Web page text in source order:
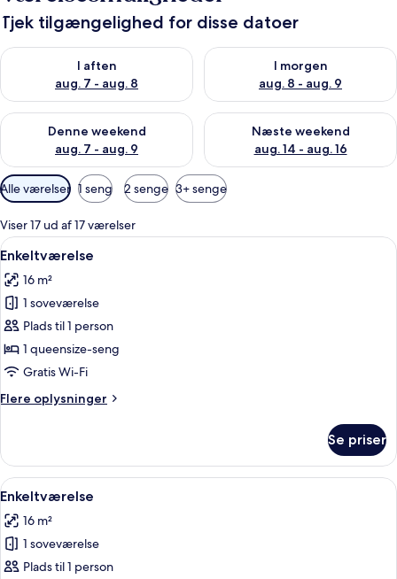
Tjek tilgængelighed for disse datoer
I aften
aug. 7 - aug. 8
Tjek tilgængelighed for i aften aug. 7 - aug. 8
I morgen
aug. 8 - aug. 9
Tjek tilgængelighed for i
Denne weekend
aug. 7 - aug. 9
Tjek tilgængelighed for denne weekend aug. 7 - aug. 9
Næste weekend
aug. 14 - aug. 16
Tjek tilgængelighed for næste
Tilgængelige
filtre
for
værelser
Alle værelser 1 seng 2 senge 3+ senge
Viser 17 ud af 17 værelser
Indlæs
alle
billeder
af
Enkeltværelse
Pengeskab på værelset, skrivebord,
5
Enkeltværelse
16 m²
1 soveværelse
Plads til 1 person
1 queensize-seng
Gratis Wi-Fi
Flere oplysninger
Flere
Se priser
Indlæs
alle
billeder
af
Enkeltværelse
Pengeskab på værelset, skrivebord,
5
Enkeltværelse
16 m²
1 soveværelse
Plads til 1 person